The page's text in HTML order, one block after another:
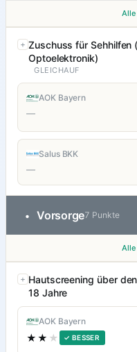
Alle
Zuschuss für Sehhilfen
Optoelektronik)
GLEICHAUF
AOK Bayern
—
Salus BKK
—
• Vorsorge7 Punkte
Alle
Hautscreening über
18 Jahre
AOK Bayern
★★ ★ ✓ BESSER